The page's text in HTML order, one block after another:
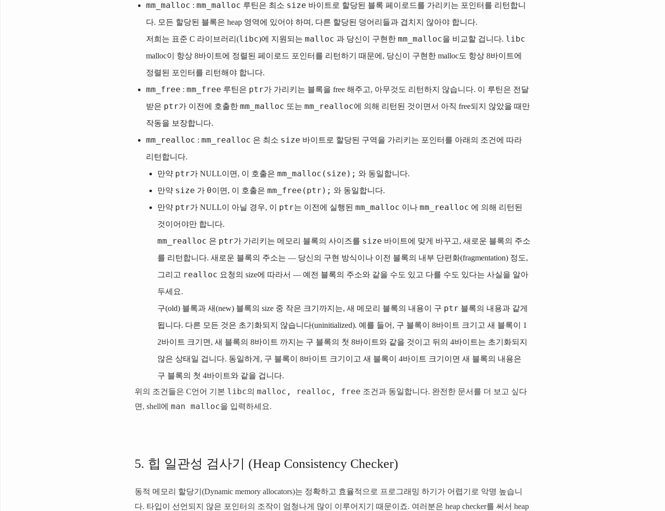
mm_malloc : mm_malloc 루틴은 최소 size 바이트로 할당된 블록 페이로드를 가리키는 포인터를 리턴합니
다. 모든 할당된 블록은 heap 영역에 있어야 하며, 다른 할당된 덩어리들과 겹치지 않아야 합니다.
저희는 표준 C 라이브러리(libc)에 지원되는 malloc 과 당신이 구현한 mm_malloc을 비교할 겁니다. libc
malloc이 항상 8바이트에 정렬된 페이로드 포인터를 리턴하기 때문에, 당신이 구현한 malloc도 항상 8바이트에
정렬된 포인터를 리턴해야 합니다.
mm_free : mm_free 루틴은 ptr가 가리키는 블록을 free 해주고, 아무것도 리턴하지 않습니다. 이 루틴은 전달
받은 ptr가 이전에 호출한 mm_malloc 또는 mm_realloc에 의해 리턴된 것이면서 아직 free되지 않았을 때만
작동을 보장합니다.
mm_realloc : mm_realloc 은 최소 size 바이트로 할당된 구역을 가리키는 포인터를 아래의 조건에 따라
리턴합니다.
만약 ptr가 NULL이면, 이 호출은 mm_malloc(size); 와 동일합니다.
만약 size 가 0이면, 이 호출은 mm_free(ptr); 와 동일합니다.
만약 ptr가 NULL이 아닐 경우, 이 ptr는 이전에 실행된 mm_malloc 이나 mm_realloc 에 의해 리턴된
것이어야만 합니다.
mm_realloc 은 ptr가 가리키는 메모리 블록의 사이즈를 size 바이트에 맞게 바꾸고, 새로운 블록의 주소
를 리턴합니다. 새로운 블록의 주소는 — 당신의 구현 방식이나 이전 블록의 내부 단편화(fragmentation) 정도,
그리고 realloc 요청의 size에 따라서 — 예전 블록의 주소와 같을 수도 있고 다를 수도 있다는 사실을 알아
두세요.
구(old) 블록과 새(new) 블록의 size 중 작은 크기까지는, 새 메모리 블록의 내용이 구 ptr 블록의 내용과 같게
됩니다. 다른 모든 것은 초기화되지 않습니다(uninitialized). 예를 들어, 구 블록이 8바이트 크기고 새 블록이 1
2바이트 크기면, 새 블록의 8바이트 까지는 구 블록의 첫 8바이트와 같을 것이고 뒤의 4바이트는 초기화되지
않은 상태일 겁니다. 동일하게, 구 블록이 8바이트 크기이고 새 블록이 4바이트 크기이면 새 블록의 내용은
구 블록의 첫 4바이트와 같을 겁니다.
위의 조건들은 C언어 기본 libc의 malloc, realloc, free 조건과 동일합니다. 완전한 문서를 더 보고 싶다
면, shell에 man malloc을 입력하세요.
5. 힙 일관성 검사기 (Heap Consistency Checker)
동적 메모리 할당기(Dynamic memory allocators)는 정확하고 효율적으로 프로그래밍 하기가 어렵기로 악명 높습니
다. 타입이 선언되지 않은 포인터의 조작이 엄청나게 많이 이루어지기 때문이죠. 여러분은 heap checker를 써서 heap